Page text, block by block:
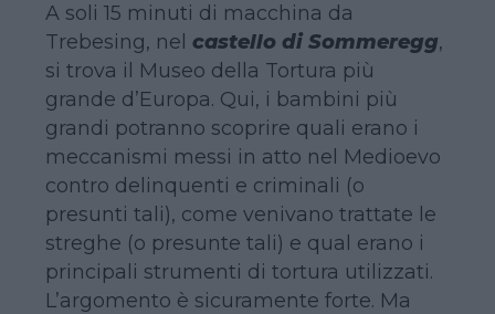
A soli 15 minuti di macchina da
Trebesing, nel castello di Sommeregg,
si trova il Museo della Tortura più
grande d’Europa. Qui, i bambini più
grandi potranno scoprire quali erano i
meccanismi messi in atto nel Medioevo
contro delinquenti e criminali (o
presunti tali), come venivano trattate le
streghe (o presunte tali) e qual erano i
principali strumenti di tortura utilizzati.
L’argomento è sicuramente forte. Ma